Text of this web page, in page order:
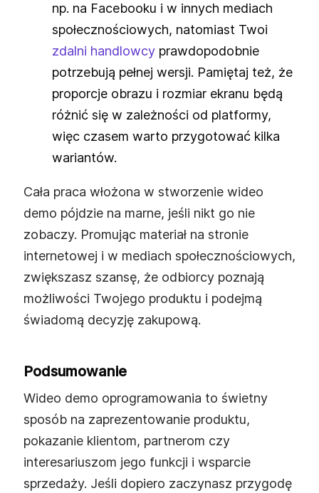
np. na Facebooku i w innych mediach
społecznościowych, natomiast Twoi
zdalni handlowcy prawdopodobnie
potrzebują pełnej wersji. Pamiętaj też, że
proporcje obrazu i rozmiar ekranu będą
różnić się w zależności od platformy,
więc czasem warto przygotować kilka
wariantów.
Cała praca włożona w stworzenie wideo
demo pójdzie na marne, jeśli nikt go nie
zobaczy. Promując materiał na stronie
internetowej i w mediach społecznościowych,
zwiększasz szansę, że odbiorcy poznają
możliwości Twojego produktu i podejmą
świadomą decyzję zakupową.
Podsumowanie
Wideo demo oprogramowania to świetny
sposób na zaprezentowanie produktu,
pokazanie klientom, partnerom czy
interesariuszom jego funkcji i wsparcie
sprzedaży. Jeśli dopiero zaczynasz przygodę